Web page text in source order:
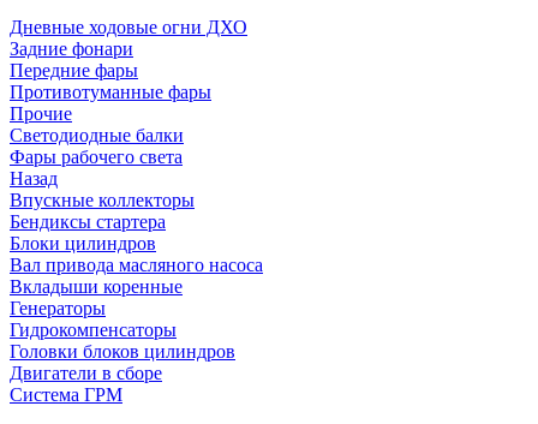
Дневные ходовые огни ДХО
Задние фонари
Передние фары
Противотуманные фары
Прочие
Светодиодные балки
Фары рабочего света
Назад
Впускные коллекторы
Бендиксы стартера
Блоки цилиндров
Вал привода масляного насоса
Вкладыши коренные
Генераторы
Гидрокомпенсаторы
Головки блоков цилиндров
Двигатели в сборе
Система ГРМ